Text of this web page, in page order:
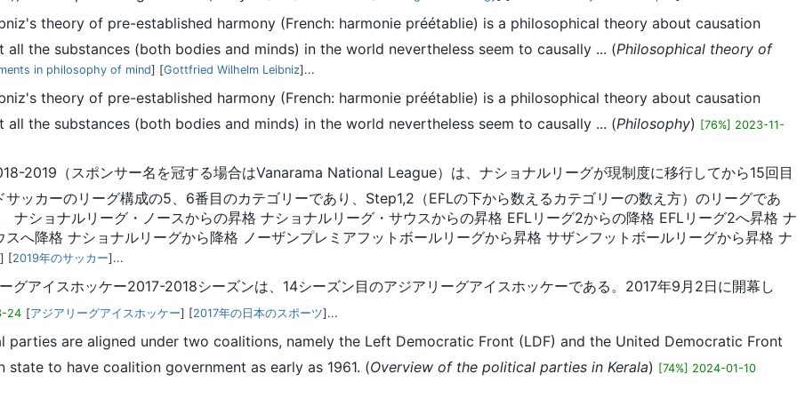
theory of pre-established harmony (French: harmonie préétablie) is a philosophical theory about causation
the substances (both bodies and minds) in the world nevertheless seem to causally ... (Philosophical theory of
in philosophy of mind] [Gottfried Wilhelm Leibniz]...
theory of pre-established harmony (French: harmonie préétablie) is a philosophical theory about causation
the substances (both bodies and minds) in the world nevertheless seem to causally ... (Philosophy) [76%] 2023-11-
2019（スポンサー名を冠する場合はVanarama National League）は、ナショナルリーグが現制度に移行してから15回目
ッカーのリーグ構成の5、6番目のカテゴリーであり、Step1,2（EFLの下から数えるカテゴリーの数え方）のリーグであ
ナショナルリーグ・ノースからの昇格 ナショナルリーグ・サウスからの昇格 EFLリーグ2からの降格 EFLリーグ2へ昇格 ナ
へ降格 ナショナルリーグから降格 ノーザンプレミアフットボールリーグから昇格 サザンフットボールリーグから昇格 ナ
] [2019年のサッカー]...
グアイスホッケー2017-2018シーズンは、14シーズン目のアジアリーグアイスホッケーである。2017年9月2日に開幕し
24 [アジアリーグアイスホッケー] [2017年の日本のスポーツ]...
parties are aligned under two coalitions, namely the Left Democratic Front (LDF) and the United Democratic Front
to have coalition government as early as 1961. (Overview of the political parties in Kerala) [74%] 2024-01-10